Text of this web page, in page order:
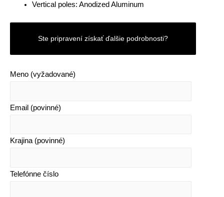
Vertical poles: Anodized Aluminum
Ste pripravení získať ďalšie podrobnosti?
Meno (vyžadované)
Email (povinné)
Krajina (povinné)
Telefónne číslo